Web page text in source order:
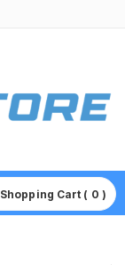
Shopping Cart ( 0 )